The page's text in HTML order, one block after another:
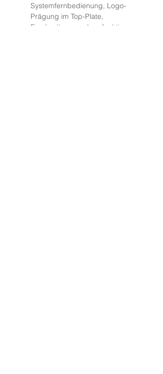
Systemfernbedienung, Logo-
Prägung im Top-Plate,
Fernbedienungs-Lernfunktion